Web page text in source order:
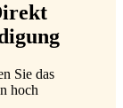
Sie das
hoch